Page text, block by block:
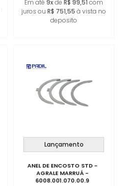
Em até 9xde R$ 99,51 com
juros ou R$ 751,55 à vista no
deposito
Lançamento
ANEL DE ENCOSTO STD -
AGRALE MARRUÁ -
6008.001.070.00.9